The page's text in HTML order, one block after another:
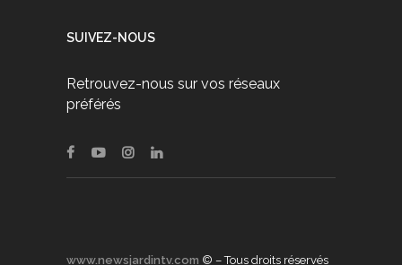
SUIVEZ-NOUS
Retrouvez-nous sur vos réseaux
préférés
www.newsjardintv.com © – Tous droits réservés